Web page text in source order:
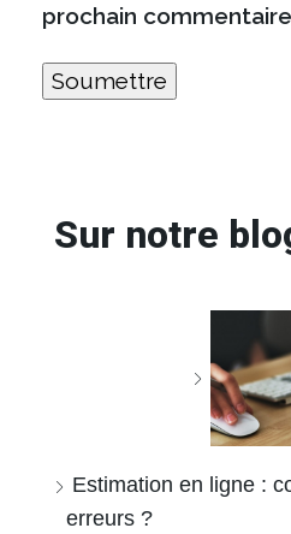
prochain
Sur notre
Estimation en ligne :
erreurs ?